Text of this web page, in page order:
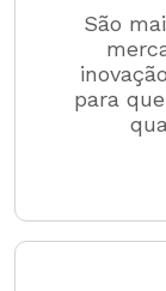
São
para